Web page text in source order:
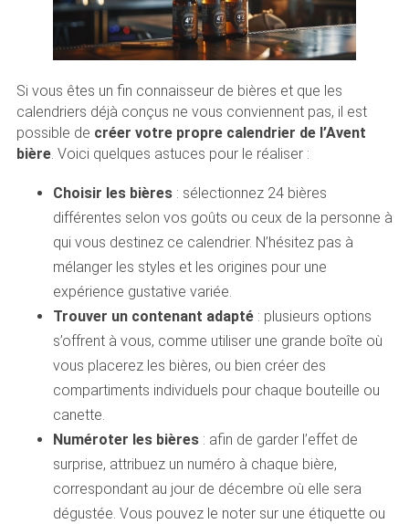
Si vous êtes un fin connaisseur de bières et que les
calendriers déjà conçus ne vous conviennent pas, il est
possible de créer votre propre calendrier de l’Avent
bière. Voici quelques astuces pour le réaliser :
Choisir les bières: sélectionnez 24 bières
différentes selon vos goûts ou ceux de la personne à
qui vous destinez ce calendrier. N’hésitez pas à
mélanger les styles et les origines pour une
expérience gustative variée.
Trouver un contenant adapté: plusieurs options
s’offrent à vous, comme utiliser une grande boîte où
vous placerez les bières, ou bien créer des
compartiments individuels pour chaque bouteille ou
canette.
Numéroter les bières: afin de garder l’effet de
surprise, attribuez un numéro à chaque bière,
correspondant au jour de décembre où elle sera
dégustée. Vous pouvez le noter sur une étiquette ou